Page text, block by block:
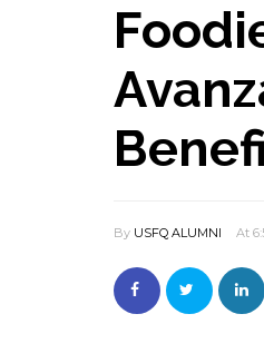
By USFQ ALUMNI At